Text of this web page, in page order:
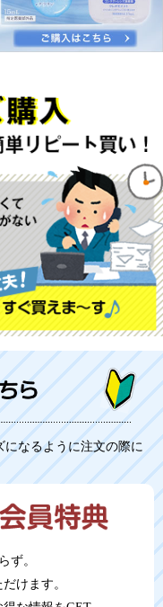
なるように注文の際に
ず。
けます。